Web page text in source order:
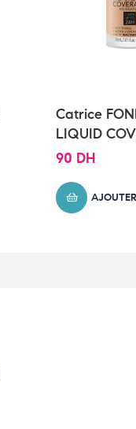
Catrice
LIQUID
90 DH
AJOUTER